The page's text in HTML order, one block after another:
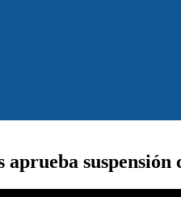
aprueba